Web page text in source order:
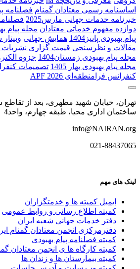
اساسنامه رسمی معتادان گمنام فصلنامه
خبرنامه خدمات جهانی مارس2025
فصلنامه
دوازده مفهوم خدماتی معتادان مجله پیام
پیام بهبودی پاییز1404
همایش جهانی
مقالات و نظرسنجی قیمت گزاری نشریات
مجله پیام بهبودی زمستان1404
جزوه
مجله پیام بهبودی بهار 1405
تصمیمات
کنفرانس فرا‌منطقه‌ای APF 2026
ساختمان اداری محیا، طبقه چهارم، واحد4
info@NAIRAN.org
021-88437065
لینک های مهم
ایمیل کمیته ها و خدمتگزاران
کميته اطلاع رسانی و روابط عمومی
دفتر خدمات جهانی شعبه ايران
دفترمرکزی انجمن معتادان گمنام
کمیته فصلنامه پیام بهبودی
کمیته کارگاه ها ی انجمن معتادان
کمیته بیمارستان ها و زندان ها